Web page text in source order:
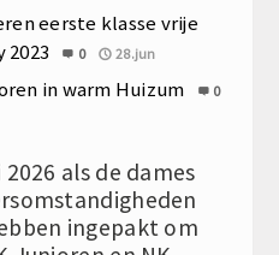
eerste klasse vrije
2023
0 28.jun
in warm Huizum
0
als de dames
ingepakt om